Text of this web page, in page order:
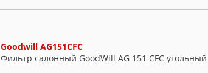
Goodwill AG151CFC
Фильтр салонный GoodWill AG 151 CFC угольный